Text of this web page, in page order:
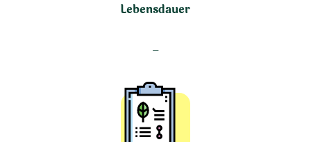
Lebensdauer
–